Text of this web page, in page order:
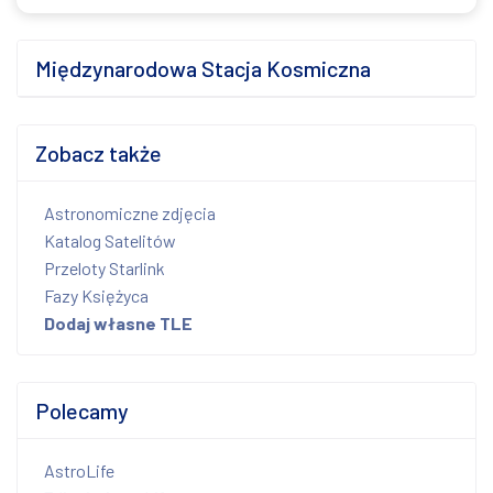
Międzynarodowa Stacja Kosmiczna
Zobacz także
Astronomiczne zdjęcia
Katalog Satelitów
Przeloty Starlink
Fazy Księżyca
Dodaj własne TLE
Polecamy
AstroLife